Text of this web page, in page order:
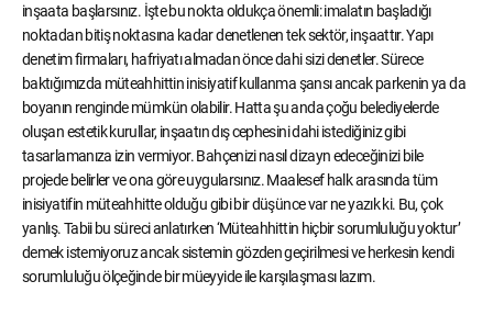
inşaata başlarsınız. İşte bu nokta oldukça önemli: imalatın başladığı
noktadan bitiş noktasına kadar denetlenen tek sektör, inşaattır. Yapı
denetim firmaları, hafriyatı almadan önce dahi sizi denetler. Sürece
baktığımızda müteahhittin inisiyatif kullanma şansı ancak parkenin ya da
boyanın renginde mümkün olabilir. Hatta şu anda çoğu belediyelerde
oluşan estetik kurullar, inşaatın dış cephesini dahi istediğiniz gibi
tasarlamanıza izin vermiyor. Bahçenizi nasıl dizayn edeceğinizi bile
projede belirler ve ona göre uygularsınız. Maalesef halk arasında tüm
inisiyatifin müteahhitte olduğu gibi bir düşünce var ne yazık ki. Bu, çok
yanlış. Tabii bu süreci anlatırken ‘Müteahhittin hiçbir sorumluluğu yoktur’
demek istemiyoruz ancak sistemin gözden geçirilmesi ve herkesin kendi
sorumluluğu ölçeğinde bir müeyyide ile karşılaşması lazım.